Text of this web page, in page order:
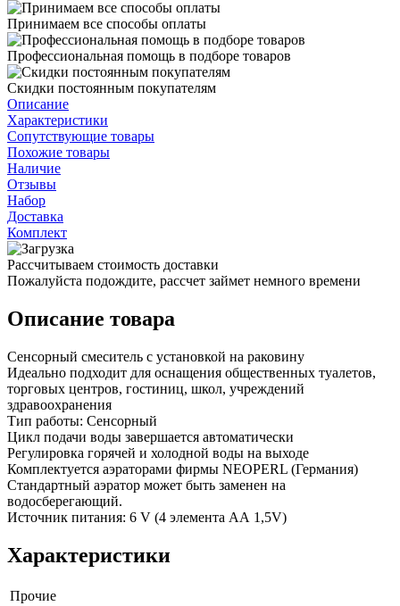
Принимаем все способы оплаты
Профессиональная помощь в подборе товаров
Скидки постоянным покупателям
Описание
Характеристики
Сопутствующие товары
Похожие товары
Наличие
Отзывы
Набор
Доставка
Комплект
Рассчитываем стоимость доставки
Пожалуйста подождите, рассчет займет немного времени
Описание товара
Сенсорный смеситель с установкой на раковину
Идеально подходит для оснащения общественных туалетов,
торговых центров, гостиниц, школ, учреждений
здравоохранения
Тип работы: Сенсорный
Цикл подачи воды завершается автоматически
Регулировка горячей и холодной воды на выходе
Комплектуется аэраторами фирмы NEOPERL (Германия)
Стандартный аэратор может быть заменен на
водосберегающий.
Источник питания: 6 V (4 элемента АА 1,5V)
Характеристики
Прочие